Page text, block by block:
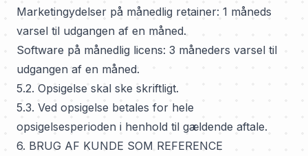
Marketingydelser på månedlig retainer: 1 måneds
varsel til udgangen af en måned.
Software på månedlig licens: 3 måneders varsel til
udgangen af en måned.
5.2. Opsigelse skal ske skriftligt.
5.3. Ved opsigelse betales for hele
opsigelsesperioden i henhold til gældende aftale.
6. BRUG AF KUNDE SOM REFERENCE